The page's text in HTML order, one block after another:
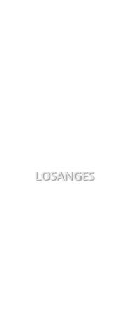
LOSANGES